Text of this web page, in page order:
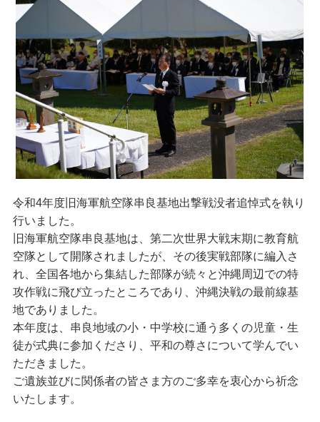
令和4年度旧海軍航空隊串良基地出撃戦没者追悼式を執り
行いました。
旧海軍航空隊串良基地は、第二次世界大戦末期に教育航
空隊として開隊されましたが、その後実戦部隊に編入さ
れ、全国各地から集結した部隊が続々と沖縄周辺での特
攻作戦に飛び立ったところであり、沖縄決戦の最前線基
地でありました。
本年度は、串良地域の小・中学校に通う多くの児童・生
徒が式典に参加くださり、平和の尊さについて学んでい
ただきました。
ご遺族並びに関係者の皆さま方のご多幸を衷心から祈念
いたします。